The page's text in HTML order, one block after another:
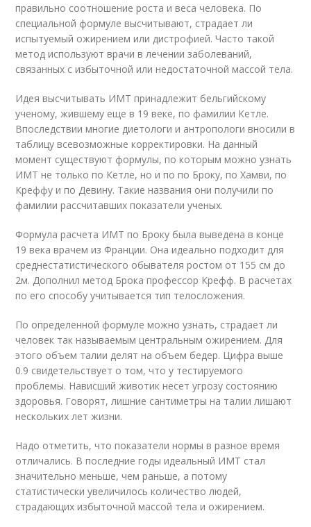
правильно соотношение роста и веса человека. По
специальной формуле высчитывают, страдает ли
испытуемый ожирением или дистрофией. Часто такой
метод используют врачи в лечении заболеваний,
связанных с избыточной или недостаточной массой тела.
Идея высчитывать ИМТ принадлежит бельгийскому
ученому, жившему еще в 19 веке, по фамилии Кетле.
Впоследствии многие диетологи и антропологи вносили в
таблицу всевозможные корректировки. На данный
момент существуют формулы, по которым можно узнать
ИМТ не только по Кетле, но и по по Броку, по Хамви, по
Креффу и по Девину. Такие названия они получили по
фамилии рассчитавших показатели ученых.
Формула расчета ИМТ по Броку была выведена в конце
19 века врачем из Франции. Она идеально подходит для
среднестатистического обывателя ростом от 155 см до
2м. Дополнил метод Брока профессор Крефф. В расчетах
по его способу учитывается тип телосложения.
По определенной формуле можно узнать, страдает ли
человек так называемым центральным ожирением. Для
этого объем талии делят на объем бедер. Цифра выше
0.9 свидетельствует о том, что у тестируемого
проблемы. Нависший животик несет угрозу состоянию
здоровья. Говорят, лишние сантиметры на талии лишают
нескольких лет жизни.
Надо отметить, что показатели нормы в разное время
отличались. В последние годы идеальный ИМТ стал
значительно меньше, чем раньше, а потому
статистически увеличилось количество людей,
страдающих избыточной массой тела и ожирением.